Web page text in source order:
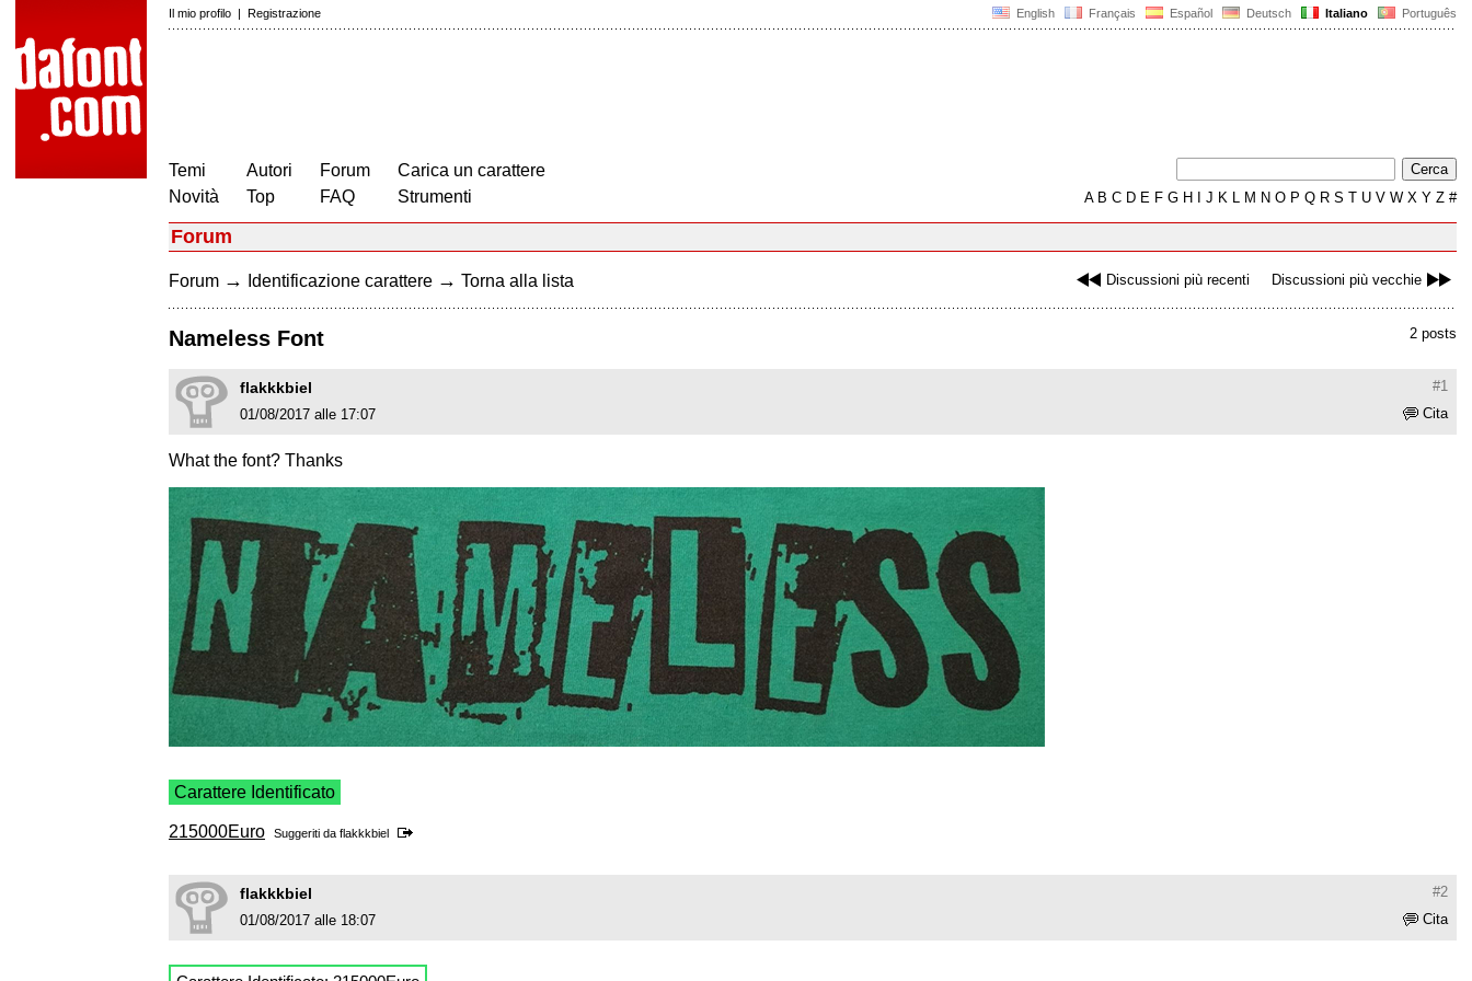
English Français Español Deutsch Italiano Português
Il mio profilo | Registrazione
Temi
Novità
Autori
Top
Forum
FAQ
Carica un carattere
Strumenti
AB C D E F G H J K L M N O P Q R S T U V W X Y Z #
Forum
Discussioni più recenti Discussioni più vecchie
Forum → Identificazione carattere → Torna alla lista
2 posts
Nameless Font
#1
flakkkbiel
Cita
01/08/2017 alle 17:07
What the font? Thanks
Carattere Identificato
215000Euro Suggeriti da flakkkbiel
#2
flakkkbiel
Cita
01/08/2017 alle 18:07